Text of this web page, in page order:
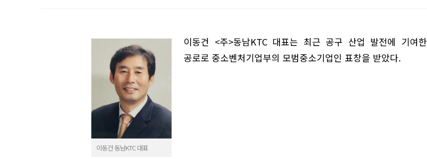
이동건 동남KTC 대표
이동건 <주>동남KTC 대표는 최근 공구 산업 발전에 기여한
공로로 중소벤처기업부의 모범중소기업인 표창을 받았다.